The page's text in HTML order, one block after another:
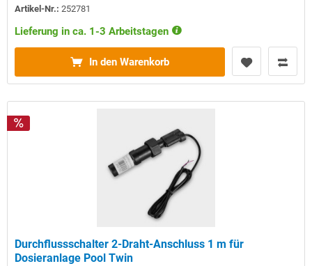
Artikel-Nr.:252781
Lieferung in ca. 1-3 Arbeitstagen
In den Warenkorb
Durchflussschalter 2-Draht-Anschluss 1 m für
Dosieranlage Pool Twin